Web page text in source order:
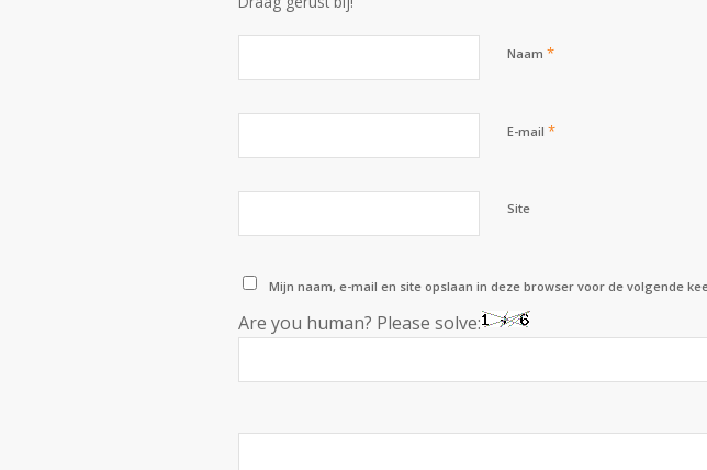
Naam *
E-mail *
Site
Mijn naam, e-mail en site opslaan in deze browser voor de volgende
Are you human? Please solve: